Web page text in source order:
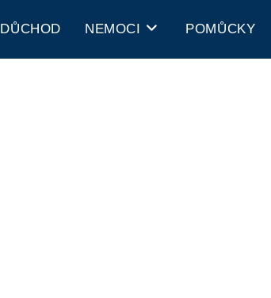
DŮCHOD NEMOCI POMŮCKY